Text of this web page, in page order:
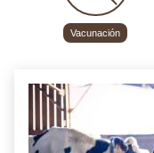
Vacunación